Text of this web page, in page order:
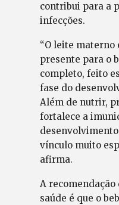
contribui para a
infecções.
“O leite materno
presente para o
completo, feito
fase do
Além de nutrir,
fortalece a
vínculo muito
afirma.
A
saúde é que o